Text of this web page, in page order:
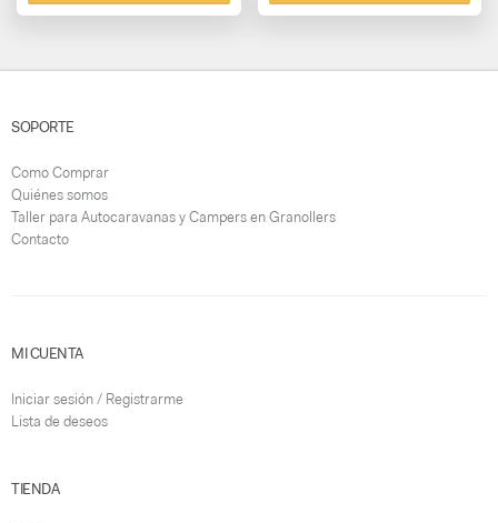
SOPORTE
Como Comprar
Quiénes somos
Taller para Autocaravanas y Campers en Granollers
Contacto
MI CUENTA
Iniciar sesión / Registrarme
Lista de deseos
TIENDA